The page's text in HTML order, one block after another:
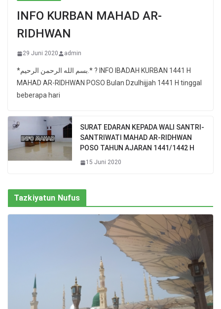
INFO KURBAN MAHAD AR-
RIDHWAN
29 Juni 2020 admin
*بسم الله الرحمن الرحيم.* ? INFO IBADAH KURBAN 1441 H
MAHAD AR-RIDHWAN POSO Bulan Dzulhijjah 1441 H tinggal
beberapa hari
SURAT EDARAN KEPADA WALI SANTRI-
SANTRIWATI MAHAD AR-RIDHWAN
POSO TAHUN AJARAN 1441/1442 H
15 Juni 2020
Tazkiyatun Nufus